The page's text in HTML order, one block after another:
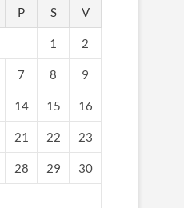
P S V
1 2
7 8 9
14 15 16
21 22 23
28 29 30